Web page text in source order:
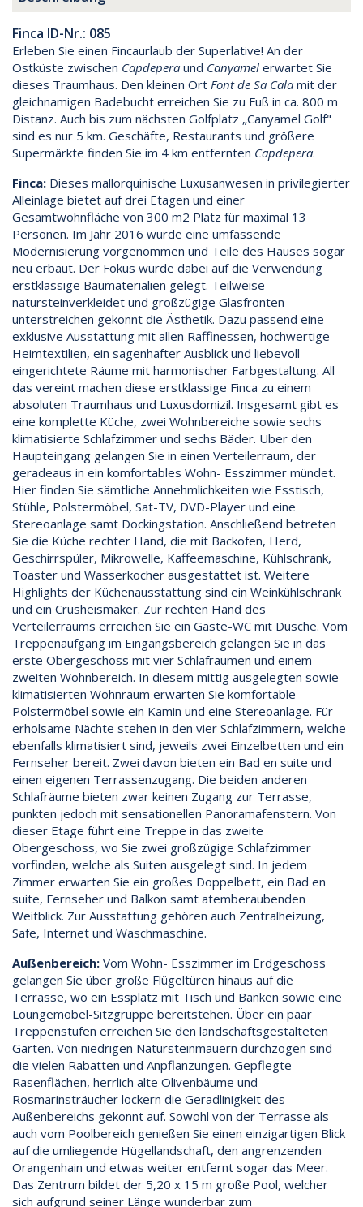
Finca ID-Nr.: 085
Erleben Sie einen Fincaurlaub der Superlative! An der
Ostküste zwischen Capdepera und Canyamel erwartet Sie
dieses Traumhaus. Den kleinen Ort Font de Sa Cala mit der
gleichnamigen Badebucht erreichen Sie zu Fuß in ca. 800 m
Distanz. Auch bis zum nächsten Golfplatz „Canyamel Golf"
sind es nur 5 km. Geschäfte, Restaurants und größere
Supermärkte finden Sie im 4 km entfernten Capdepera.
Finca: Dieses mallorquinische Luxusanwesen in privilegierter
Alleinlage bietet auf drei Etagen und einer
Gesamtwohnfläche von 300 m2 Platz für maximal 13
Personen. Im Jahr 2016 wurde eine umfassende
Modernisierung vorgenommen und Teile des Hauses sogar
neu erbaut. Der Fokus wurde dabei auf die Verwendung
erstklassige Baumaterialien gelegt. Teilweise
natursteinverkleidet und großzügige Glasfronten
unterstreichen gekonnt die Ästhetik. Dazu passend eine
exklusive Ausstattung mit allen Raffinessen, hochwertige
Heimtextilien, ein sagenhafter Ausblick und liebevoll
eingerichtete Räume mit harmonischer Farbgestaltung. All
das vereint machen diese erstklassige Finca zu einem
absoluten Traumhaus und Luxusdomizil. Insgesamt gibt es
eine komplette Küche, zwei Wohnbereiche sowie sechs
klimatisierte Schlafzimmer und sechs Bäder. Über den
Haupteingang gelangen Sie in einen Verteilerraum, der
geradeaus in ein komfortables Wohn- Esszimmer mündet.
Hier finden Sie sämtliche Annehmlichkeiten wie Esstisch,
Stühle, Polstermöbel, Sat-TV, DVD-Player und eine
Stereoanlage samt Dockingstation. Anschließend betreten
Sie die Küche rechter Hand, die mit Backofen, Herd,
Geschirrspüler, Mikrowelle, Kaffeemaschine, Kühlschrank,
Toaster und Wasserkocher ausgestattet ist. Weitere
Highlights der Küchenausstattung sind ein Weinkühlschrank
und ein Crusheismaker. Zur rechten Hand des
Verteilerraums erreichen Sie ein Gäste-WC mit Dusche. Vom
Treppenaufgang im Eingangsbereich gelangen Sie in das
erste Obergeschoss mit vier Schlafräumen und einem
zweiten Wohnbereich. In diesem mittig ausgelegten sowie
klimatisierten Wohnraum erwarten Sie komfortable
Polstermöbel sowie ein Kamin und eine Stereoanlage. Für
erholsame Nächte stehen in den vier Schlafzimmern, welche
ebenfalls klimatisiert sind, jeweils zwei Einzelbetten und ein
Fernseher bereit. Zwei davon bieten ein Bad en suite und
einen eigenen Terrassenzugang. Die beiden anderen
Schlafräume bieten zwar keinen Zugang zur Terrasse,
punkten jedoch mit sensationellen Panoramafenstern. Von
dieser Etage führt eine Treppe in das zweite
Obergeschoss, wo Sie zwei großzügige Schlafzimmer
vorfinden, welche als Suiten ausgelegt sind. In jedem
Zimmer erwarten Sie ein großes Doppelbett, ein Bad en
suite, Fernseher und Balkon samt atemberaubenden
Weitblick. Zur Ausstattung gehören auch Zentralheizung,
Safe, Internet und Waschmaschine.
Außenbereich: Vom Wohn- Esszimmer im Erdgeschoss
gelangen Sie über große Flügeltüren hinaus auf die
Terrasse, wo ein Essplatz mit Tisch und Bänken sowie eine
Loungemöbel-Sitzgruppe bereitstehen. Über ein paar
Treppenstufen erreichen Sie den landschaftsgestalteten
Garten. Von niedrigen Natursteinmauern durchzogen sind
die vielen Rabatten und Anpflanzungen. Gepflegte
Rasenflächen, herrlich alte Olivenbäume und
Rosmarinsträucher lockern die Geradlinigkeit des
Außenbereichs gekonnt auf. Sowohl von der Terrasse als
auch vom Poolbereich genießen Sie einen einzigartigen Blick
auf die umliegende Hügellandschaft, den angrenzenden
Orangenhain und etwas weiter entfernt sogar das Meer.
Das Zentrum bildet der 5,20 x 15 m große Pool, welcher
sich aufgrund seiner Länge wunderbar zum